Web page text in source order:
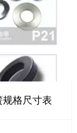
格尺寸表